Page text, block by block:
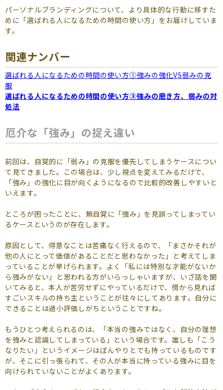
お申し込み お問い合わせ
パーソナルブランディングについて、より具体的な行動に移すた
めに「選ばれる人になるための時間の使い方」をお届けしていま
す。
関連ナンバー
選ばれる人になるための時間の使い方①強みの強化VS弱みの克
服
選ばれる人になるための時間の使い方③強みの磨き方、弱みの対
処法
厄介な「強み」の捉え違い
前回は、自覚的に「弱み」の克服を優先してしまうケースについ
て見てきました。この場合は、少し視点を変えてみるだけで、
「強み」の強化に目が向くようになるので比較的改善しやすいと
いえます。
ところが困ったことに、無自覚に「強み」を見誤ってしまってい
るケースというのが存在します。
原因として、得意なことは苦痛なく行えるので、「まさかそれが
他の人にとって価値があることだと思わなかった」と考えてしま
っていることが挙げられます。よく「私には特別な才能がないか
ら強みがない」と思われる方がいらっしゃいますが、いざ話を聞
いてみると、本人が苦労せずにやっているだけで、傍から見れば
すごいスキルの持ち主ということが往々にしてあります。自分に
できることは過小評価しがちということですね。
もうひとつ考えられるのは、「本当の強みではなく、自分の理想
を強みと認識してしまっている」という場合です。誰しも「こう
なりたい」というイメージはぼんやりとでも持っているものです
が、そこに引っ張られて、その人が本当に持っている強みに目を
向けられていないことがよくあります。